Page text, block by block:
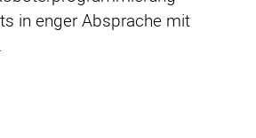
in enger Absprache mit